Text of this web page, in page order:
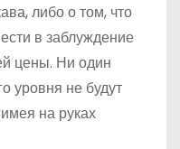
либо о том, что
в заблуждение
цены. Ни один
уровня не будут
на руках